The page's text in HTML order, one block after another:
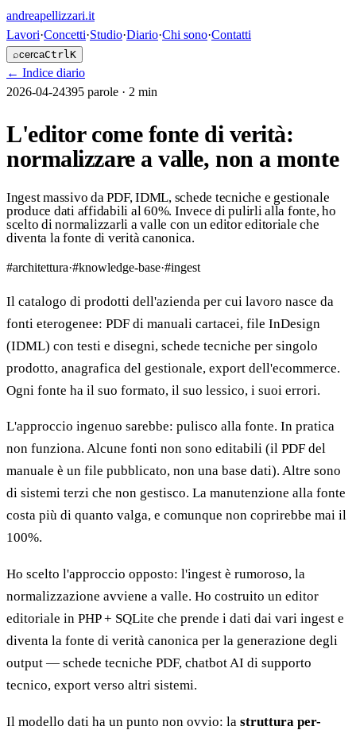
andreapellizzari.it
Lavori·Concetti·Studio·Diario·Chi sono·Contatti
⌕cercaCtrlK
← Indice diario
2026-04-24395 parole · 2 min
L'editor come fonte di verità:
normalizzare a valle, non a monte
Ingest massivo da PDF, IDML, schede tecniche e gestionale
produce dati affidabili al 60%. Invece di pulirli alla fonte, ho
scelto di normalizzarli a valle con un editor editoriale che
diventa la fonte di verità canonica.
#architettura·#knowledge-base·#ingest
Il catalogo di prodotti dell'azienda per cui lavoro nasce da
fonti eterogenee: PDF di manuali cartacei, file InDesign
(IDML) con testi e disegni, schede tecniche per singolo
prodotto, anagrafica del gestionale, export dell'ecommerce.
Ogni fonte ha il suo formato, il suo lessico, i suoi errori.
L'approccio ingenuo sarebbe: pulisco alla fonte. In pratica
non funziona. Alcune fonti non sono editabili (il PDF del
manuale è un file pubblicato, non una base dati). Altre sono
di sistemi terzi che non gestisco. La manutenzione alla fonte
costa più di quanto valga, e comunque non coprirebbe mai il
100%.
Ho scelto l'approccio opposto: l'ingest è rumoroso, la
normalizzazione avviene a valle. Ho costruito un editor
editoriale in PHP + SQLite che prende i dati dai vari ingest e
diventa la fonte di verità canonica per la generazione degli
output — schede tecniche PDF, chatbot AI di supporto
tecnico, export verso altri sistemi.
Il modello dati ha un punto non ovvio: la struttura per-